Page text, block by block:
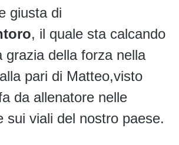
giusta di
, il quale sta calcando
grazia della forza nella
pari di Matteo,visto
da allenatore nelle
sui viali del nostro paese.